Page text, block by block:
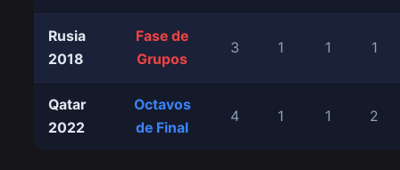
Rusia
2018
Fase de
Grupos
3 1 1 1
Qatar
2022
Octavos
de Final
4 1 1 2